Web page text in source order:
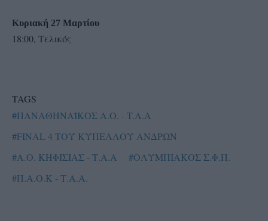
Κυριακή 27 Μαρτίου
18:00, Τελικός
TAGS
#ΠΑΝΑΘΗΝΑΪΚΟΣ Α.Ο. - T.A.A
#FINAL 4 ΤΟΥ ΚΥΠΕΛΛΟΥ ΑΝΔΡΩΝ
#Α.Ο. ΚΗΦΙΣΙΑΣ - Τ.Α.Α
#ΟΛΥΜΠΙΑΚΟΣ Σ.Φ.Π.
#Π.Α.Ο.Κ - Τ.Α.Α.